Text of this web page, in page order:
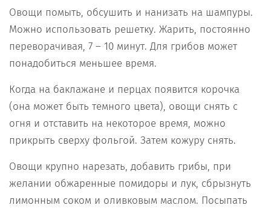
Овощи помыть, обсушить и нанизать на шампуры.
Можно использовать решетку. Жарить, постоянно
переворачивая, 7 – 10 минут. Для грибов может
понадобиться меньшее время.
Когда на баклажане и перцах появится корочка
(она может быть темного цвета), овощи снять с
огня и отставить на некоторое время, можно
прикрыть сверху фольгой. Затем кожуру снять.
Овощи крупно нарезать, добавить грибы, при
желании обжаренные помидоры и лук, сбрызнуть
лимонным соком и оливковым маслом. Посыпать